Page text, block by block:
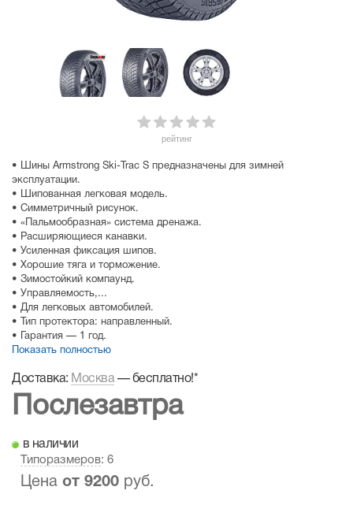
рейтинг
• Шины Armstrong Ski-Trac S предназначены для зимней
эксплуатации.
• Шипованная легковая модель.
• Симметричный рисунок.
• «Пальмообразная» система дренажа.
• Расширяющиеся канавки.
• Усиленная фиксация шипов.
• Хорошие тяга и торможение.
• Зимостойкий компаунд.
• Управляемость,...
• Для легковых автомобилей.
• Тип протектора: направленный.
• Гарантия — 1 год.
Показать полностью
Доставка: Москва— бесплатно!*
Послезавтра
в наличии
Типоразмеров: 6
Цена от 9200 руб.